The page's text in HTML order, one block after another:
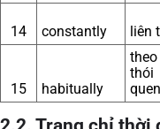
14 constantly liên
15 habitually
theo
thói
quen